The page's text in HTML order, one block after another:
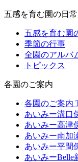
五感を育む園の日常
五感を育む園
季節の行事
全園のアルバ
トピックス
各園のご案内
各園のご案内
あいみー溝口
あいみー高津
あいみー南加
あいみー平間
あいみーBelle